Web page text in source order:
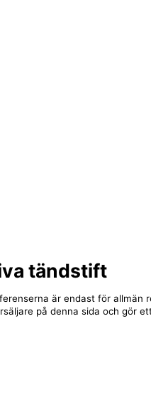
tändstift
är endast för allmän
på denna sida och gör